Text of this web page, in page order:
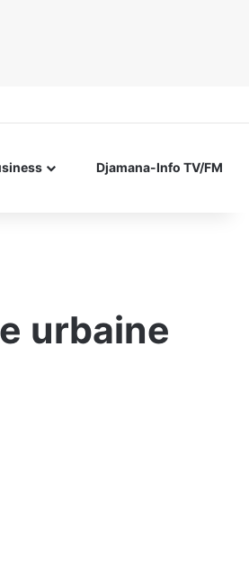
Djamana-Info TV/FM
urbaine